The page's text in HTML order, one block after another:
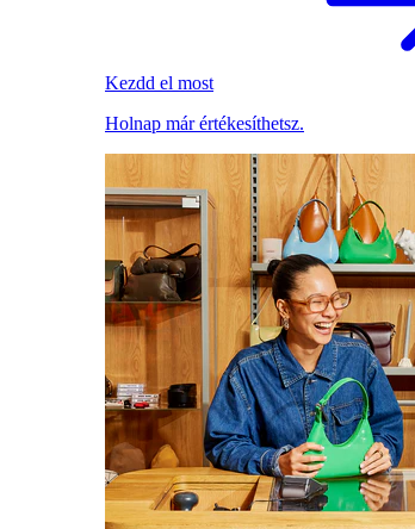
Kezdd el most
Holnap már értékesíthetsz.